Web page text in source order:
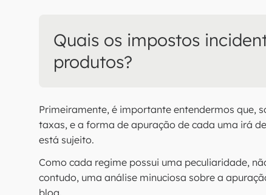
Quais os impostos
produtos?
Primeiramente, é importante entendermos que,
taxas, e a forma de apuração de cada uma irá
está sujeito.
Como cada regime possui uma peculiaridade,
contudo, uma análise minuciosa sobre a
blog.